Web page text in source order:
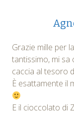
Grazie mille per
tantissimo, mi sa
caccia al tesoro
È esattamente il
E il cioccolato di